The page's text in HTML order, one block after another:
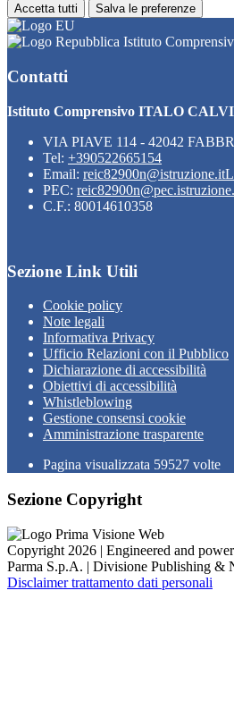
Accetta tutti Salva le preferenze
Istituto
Contatti
Istituto Comprensivo ITALO
VIA PIAVE 114 - 42042
Tel: +390522665154
Email: reic82900n@istruzione.it
PEC:
C.F.: 80014610358
Sezione Link Utili
Cookie policy
Note legali
Informativa Privacy
Ufficio Relazioni con il Pubblico
Dichiarazione di accessibilità
Obiettivi di accessibilità
Whistleblowing
Gestione consensi cookie
Amministrazione trasparente
Pagina visualizzata 59527 volte
Sezione Copyright
Copyright 2026 | Engineered and
Parma S.p.A. | Divisione Publishing &
Disclaimer trattamento dati personali